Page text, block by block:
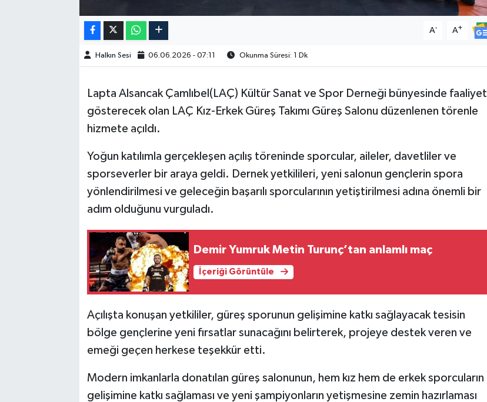
A- A+
Halkın Sesi 06.06.2026 - 07:11 Okunma Süresi: 1 Dk
Lapta Alsancak Çamlıbel(LAÇ) Kültür Sanat ve Spor Derneği bünyesinde faaliyet
gösterecek olan LAÇ Kız-Erkek Güreş Takımı Güreş Salonu düzenlenen törenle
hizmete açıldı.
Yoğun katılımla gerçekleşen açılış töreninde sporcular, aileler, davetliler ve
sporseverler bir araya geldi. Dernek yetkilileri, yeni salonun gençlerin spora
yönlendirilmesi ve geleceğin başarılı sporcularının yetiştirilmesi adına önemli bir
adım olduğunu vurguladı.
Demir Yumruk Metin Turunç’tan anlamlı maç
İçeriği Görüntüle
Açılışta konuşan yetkililer, güreş sporunun gelişimine katkı sağlayacak tesisin
bölge gençlerine yeni fırsatlar sunacağını belirterek, projeye destek veren ve
emeği geçen herkese teşekkür etti.
Modern imkanlarla donatılan güreş salonunun, hem kız hem de erkek sporcuların
gelişimine katkı sağlaması ve yeni şampiyonların yetişmesine zemin hazırlaması